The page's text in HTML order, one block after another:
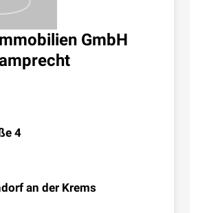
GmbH
4
an der Krems